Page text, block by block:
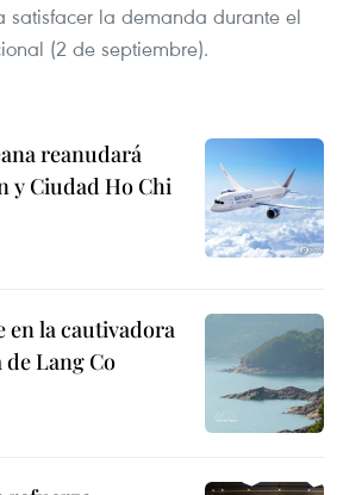
satisfacer la demanda durante el
(2 de septiembre).
reanudará
y Ciudad Ho Chi
en la cautivadora
de Lang Co